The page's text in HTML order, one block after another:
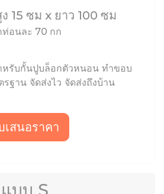
15 ซม x ยาว 100 ซม
ท่อนละ 70 กก
รับกั้นปูบล็อกตัวหนอน ทำขอบ
ฐาน จัดส่งไว จัดส่งถึงบ้าน
สนอราคา